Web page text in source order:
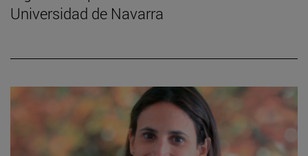
Universidad de Navarra